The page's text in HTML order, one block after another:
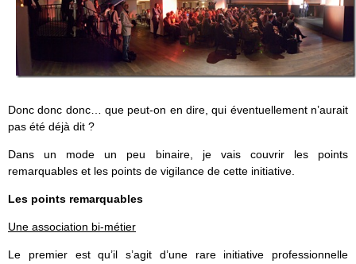
Donc donc donc… que peut-on en dire, qui éventuellement n’aurait
pas été déjà dit ?
Dans un mode un peu binaire, je vais couvrir les points
remarquables et les points de vigilance de cette initiative.
Les points remarquables
Une association bi-métier
Le premier est qu’il s’agit d’une rare initiative professionnelle